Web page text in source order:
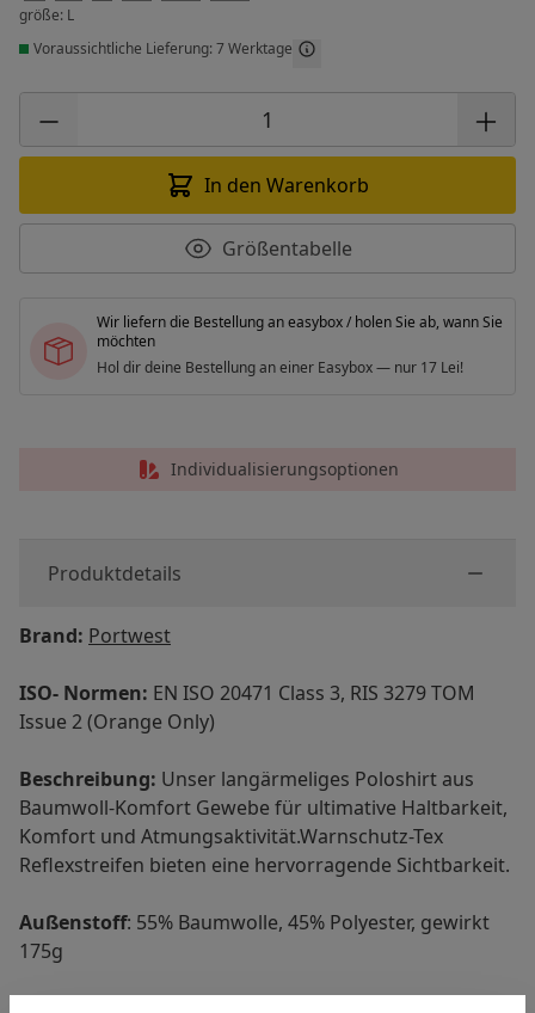
größe: L
Voraussichtliche Lieferung: 7 Werktage
In den Warenkorb
Größentabelle
Wir liefern die Bestellung an easybox / holen Sie ab, wann Sie
möchten
Hol dir deine Bestellung an einer Easybox — nur 17 Lei!
Individualisierungsoptionen
Produktdetails
Brand: Portwest
ISO- Normen: EN ISO 20471 Class 3, RIS 3279 TOM
Issue 2 (Orange Only)
Beschreibung: Unser langärmeliges Poloshirt aus
Baumwoll-Komfort Gewebe für ultimative Haltbarkeit,
Komfort und Atmungsaktivität.Warnschutz-Tex
Reflexstreifen bieten eine hervorragende Sichtbarkeit.
Außenstoff: 55% Baumwolle, 45% Polyester, gewirkt
175g